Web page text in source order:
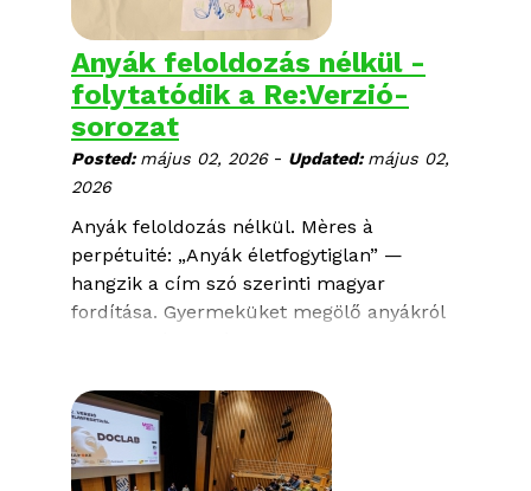
FilmesHáz Alapítvány épületében
megrendezett ünnepségen adtak át.
Anyák feloldozás nélkül -
folytatódik a Re:Verzió-
sorozat
Posted:május 02, 2026 - Updated:május 02,
2026
Anyák feloldozás nélkül. Mères à
perpétuité: „Anyák életfogytiglan” —
hangzik a cím szó szerinti magyar
fordítása. Gyermeküket megölő anyákról
francia elsőfilmes rendező.
Tanúvallomásokat olvasva, börtönben ülő
gyermekgyilkos anyákkal levelezve,
családtagokkal beszélgetve próbálja a